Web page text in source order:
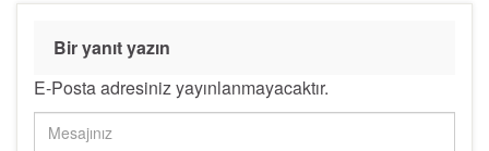
Bir yanıt yazın
E-Posta adresiniz yayınlanmayacaktır.